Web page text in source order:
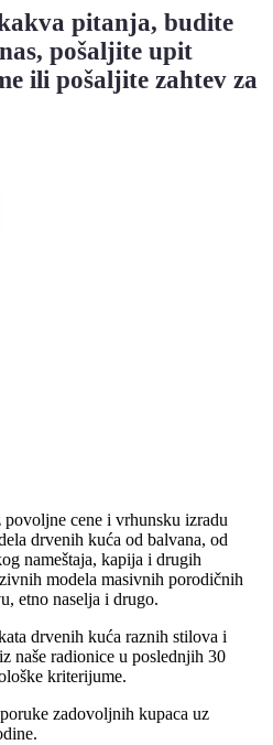
pitanja, budite
pošaljite upit
ili pošaljite zahtev za
cene i vrhunsku izradu
drvenih kuća od balvana, od
nameštaja, kapija i drugih
modela masivnih porodičnih
etno naselja i drugo.
drvenih kuća raznih stilova i
naše radionice u poslednjih 30
kriterijume.
zadovoljnih kupaca uz